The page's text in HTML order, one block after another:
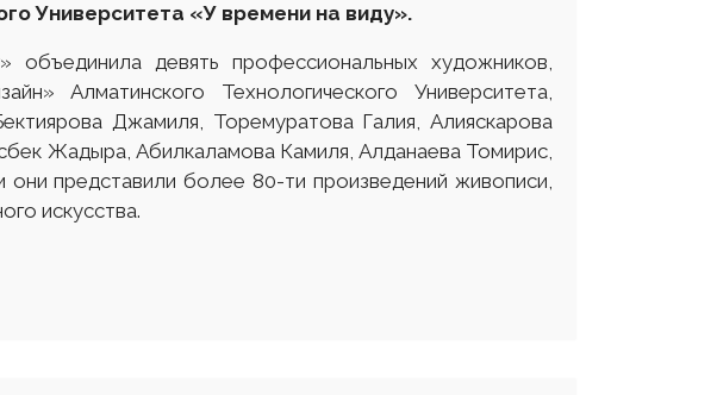
Университета «У времени на виду».
объединила девять профессиональных художников,
Алматинского Технологического Университета,
Джамиля, Торемуратова Галия, Алияскарова
Жадыра, Абилкаламова Камиля, Алданаева Томирис,
они представили более 80-ти произведений живописи,
искусства.